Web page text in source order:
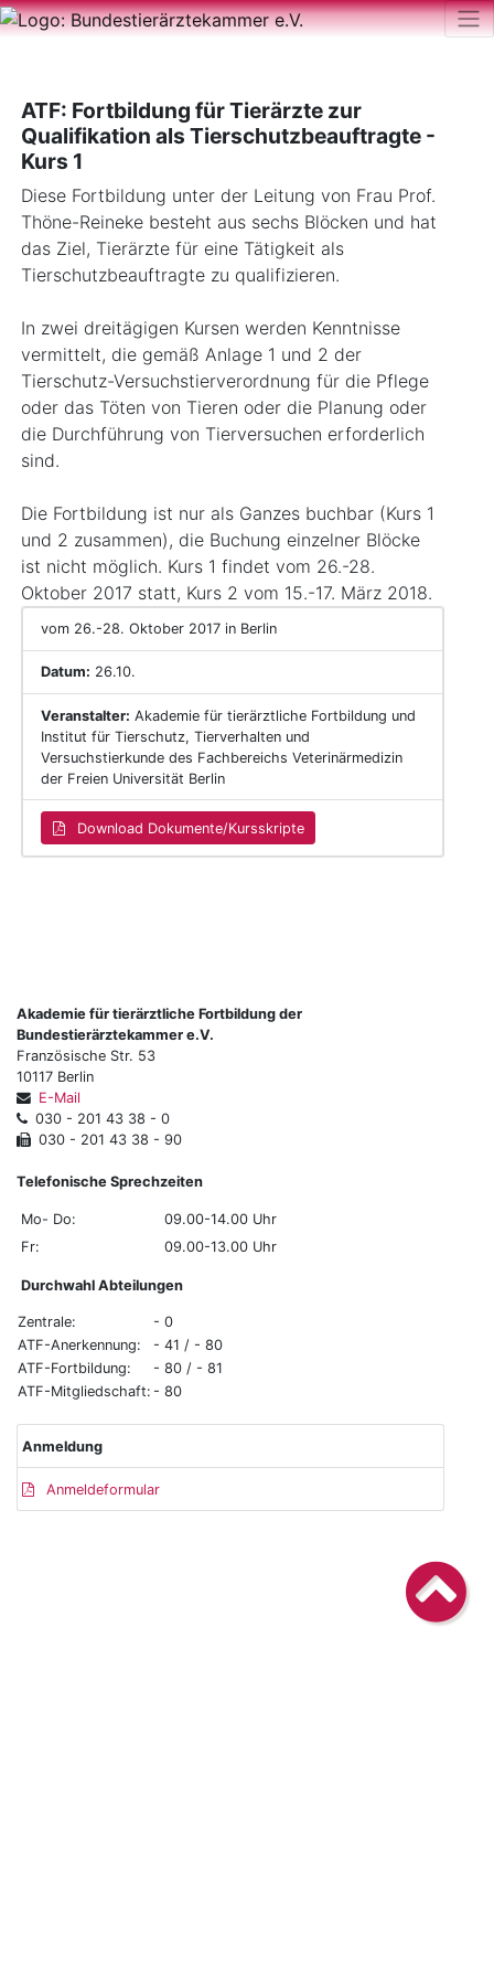
ATF: Fortbildung für Tierärzte zur
Qualifikation als Tierschutzbeauftragte -
Kurs 1
Diese Fortbildung unter der Leitung von Frau Prof.
Thöne-Reineke besteht aus sechs Blöcken und hat
das Ziel, Tierärzte für eine Tätigkeit als
Tierschutzbeauftragte zu qualifizieren.
In zwei dreitägigen Kursen werden Kenntnisse
vermittelt, die gemäß Anlage 1 und 2 der
Tierschutz-Versuchstierverordnung für die Pflege
oder das Töten von Tieren oder die Planung oder
die Durchführung von Tierversuchen erforderlich
sind.
Die Fortbildung ist nur als Ganzes buchbar (Kurs 1
und 2 zusammen), die Buchung einzelner Blöcke
ist nicht möglich. Kurs 1 findet vom 26.-28.
Oktober 2017 statt, Kurs 2 vom 15.-17. März 2018.
vom 26.-28. Oktober 2017 in Berlin
Datum: 26.10.
Veranstalter: Akademie für tierärztliche Fortbildung und
Institut für Tierschutz, Tierverhalten und
Versuchstierkunde des Fachbereichs Veterinärmedizin
der Freien Universität Berlin
Download Dokumente/Kursskripte
Akademie für tierärztliche Fortbildung der
Bundestierärztekammer e.V.
Französische Str. 53
10117 Berlin
E-Mail
030 - 201 43 38 - 0
030 - 201 43 38 - 90
Telefonische Sprechzeiten
Mo- Do:
09.00-14.00 Uhr
Fr:
09.00-13.00 Uhr
Durchwahl Abteilungen
Zentrale:
- 0
ATF-Anerkennung:
- 41 / - 80
ATF-Fortbildung:
- 80 / - 81
ATF-Mitgliedschaft: - 80
Anmeldung
Anmeldeformular